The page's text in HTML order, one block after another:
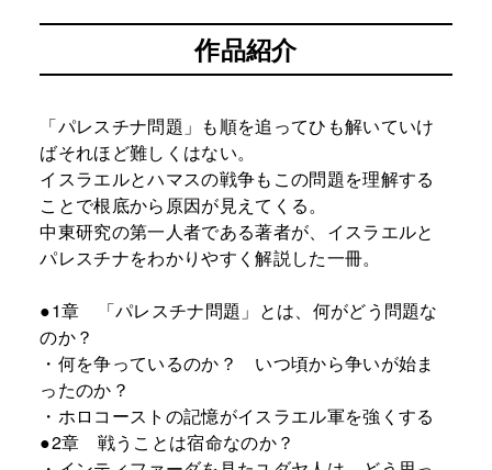
作品紹介
「パレスチナ問題」も順を追ってひも解いていけ
ばそれほど難しくはない。
イスラエルとハマスの戦争もこの問題を理解する
ことで根底から原因が見えてくる。
中東研究の第一人者である著者が、イスラエルと
パレスチナをわかりやすく解説した一冊。
●1章 「パレスチナ問題」とは、何がどう問題な
のか？
・何を争っているのか？ いつ頃から争いが始ま
ったのか？
・ホロコーストの記憶がイスラエル軍を強くする
●2章 戦うことは宿命なのか？